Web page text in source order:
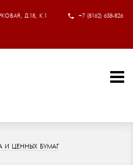
Д.18, К.1 +7 (8162) 638-826
И ЦЕННЫХ БУМАГ